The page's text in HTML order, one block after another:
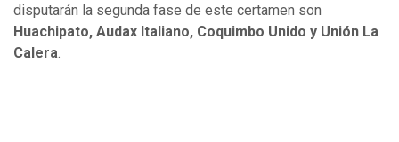
disputarán la segunda fase de este certamen son
Huachipato, Audax Italiano, Coquimbo Unido y Unión La
Calera